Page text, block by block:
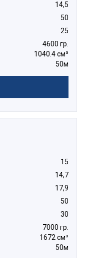
14,5
50
25
4600 гр.
1040.4 см³
50м
15
14,7
17,9
50
30
7000 гр.
1672 см³
50м